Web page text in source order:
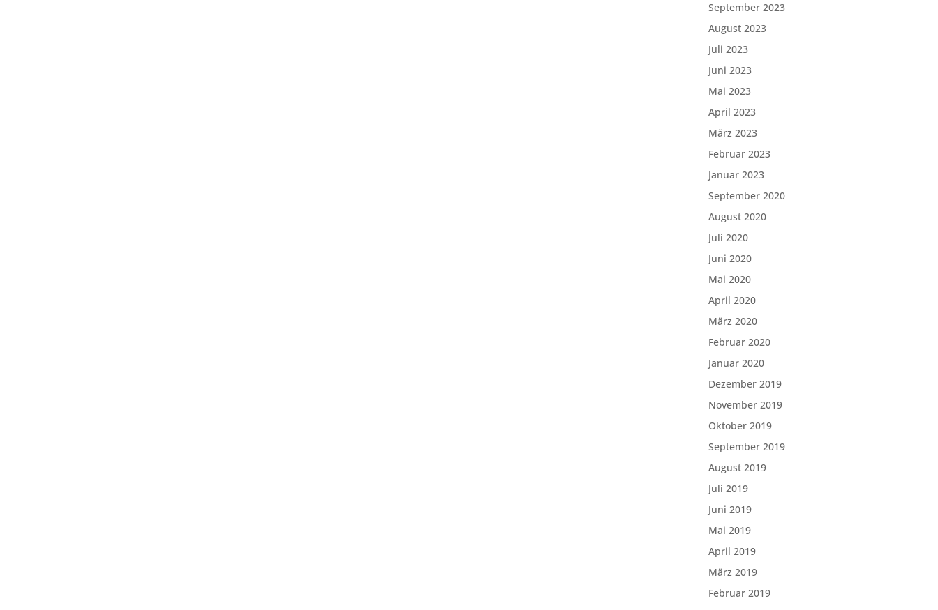
September 2023
August 2023
Juli 2023
Juni 2023
Mai 2023
April 2023
März 2023
Februar 2023
Januar 2023
September 2020
August 2020
Juli 2020
Juni 2020
Mai 2020
April 2020
März 2020
Februar 2020
Januar 2020
Dezember 2019
November 2019
Oktober 2019
September 2019
August 2019
Juli 2019
Juni 2019
Mai 2019
April 2019
März 2019
Februar 2019